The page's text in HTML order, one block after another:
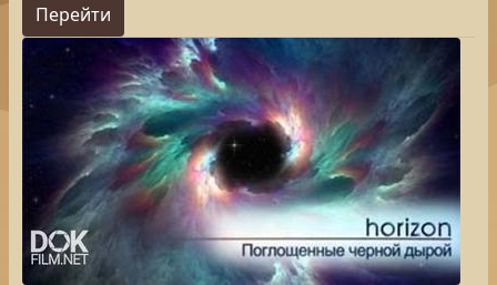
Перейти